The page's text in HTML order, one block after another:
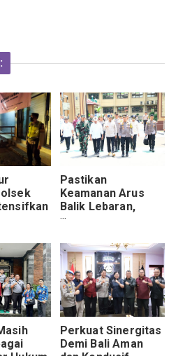
Pastikan
Keamanan Arus
Balik Lebaran,
Kapolri Patroli
Perkuat Sinergitas
Demi Bali Aman